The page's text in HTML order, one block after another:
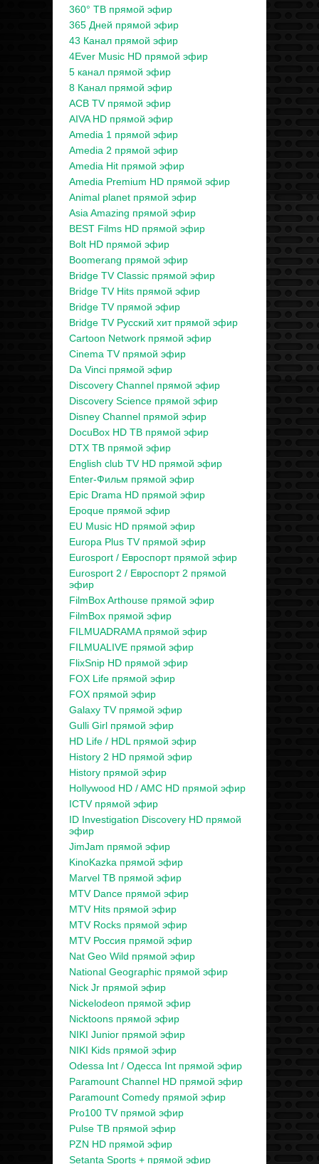
360° ТВ прямой эфир
365 Дней прямой эфир
43 Канал прямой эфир
4Ever Music HD прямой эфир
5 канал прямой эфир
8 Канал прямой эфир
ACB TV прямой эфир
AIVA HD прямой эфир
Amedia 1 прямой эфир
Amedia 2 прямой эфир
Amedia Hit прямой эфир
Amedia Premium HD прямой эфир
Animal planet прямой эфир
Asia Amazing прямой эфир
BEST Films HD прямой эфир
Bolt HD прямой эфир
Boomerang прямой эфир
Bridge TV Classic прямой эфир
Bridge TV Hits прямой эфир
Bridge TV прямой эфир
Bridge TV Русский хит прямой эфир
Cartoon Network прямой эфир
Cinema TV прямой эфир
Da Vinci прямой эфир
Discovery Channel прямой эфир
Discovery Science прямой эфир
Disney Channel прямой эфир
DocuBox HD ТВ прямой эфир
DTX ТВ прямой эфир
English club TV HD прямой эфир
Enter-Фильм прямой эфир
Epic Drama HD прямой эфир
Epoque прямой эфир
EU Music HD прямой эфир
Europa Plus TV прямой эфир
Eurosport / Евроспорт прямой эфир
Eurosport 2 / Евроспорт 2 прямой
эфир
FilmBox Arthouse прямой эфир
FilmBox прямой эфир
FILMUADRAMA прямой эфир
FILMUALIVE прямой эфир
FlixSnip HD прямой эфир
FOX Life прямой эфир
FOX прямой эфир
Galaxy TV прямой эфир
Gulli Girl прямой эфир
HD Life / HDL прямой эфир
History 2 HD прямой эфир
History прямой эфир
Hollywood HD / AMC HD прямой эфир
ICTV прямой эфир
ID Investigation Discovery HD прямой
эфир
JimJam прямой эфир
KinoKazka прямой эфир
Marvel ТВ прямой эфир
MTV Dance прямой эфир
MTV Hits прямой эфир
MTV Rocks прямой эфир
MTV Россия прямой эфир
Nat Geo Wild прямой эфир
National Geographic прямой эфир
Nick Jr прямой эфир
Nickelodeon прямой эфир
Nicktoons прямой эфир
NIKI Junior прямой эфир
NIKI Kids прямой эфир
Odessa Int / Одесса Int прямой эфир
Paramount Channel HD прямой эфир
Paramount Comedy прямой эфир
Pro100 TV прямой эфир
Pulse ТВ прямой эфир
PZN HD прямой эфир
Setanta Sports + прямой эфир